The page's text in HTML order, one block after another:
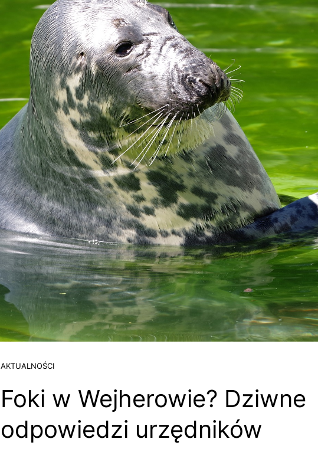
AKTUALNOŚCI
Foki w Wejherowie? Dziwne
odpowiedzi urzędników